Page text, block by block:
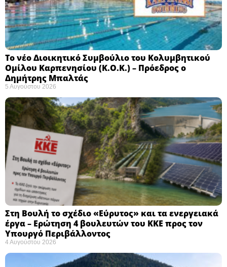
Το νέο Διοικητικό Συμβούλιο του Κολυμβητικού
Ομίλου Καρπενησίου (Κ.Ο.Κ.) – Πρόεδρος ο
Δημήτρης Μπαλτάς
5 Αυγούστου 2026
Στη Βουλή το σχέδιο «Εύρυτος» και τα ενεργειακά
έργα – Ερώτηση 4 βουλευτών του ΚΚΕ προς τον
Υπουργό Περιβάλλοντος
4 Αυγούστου 2026